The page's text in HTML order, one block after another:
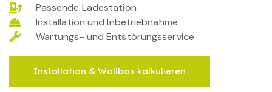
Passende Ladestation
Installation und Inbetriebnahme
Wartungs- und Entstörungsservice
Installation & Wallbox kalkulieren